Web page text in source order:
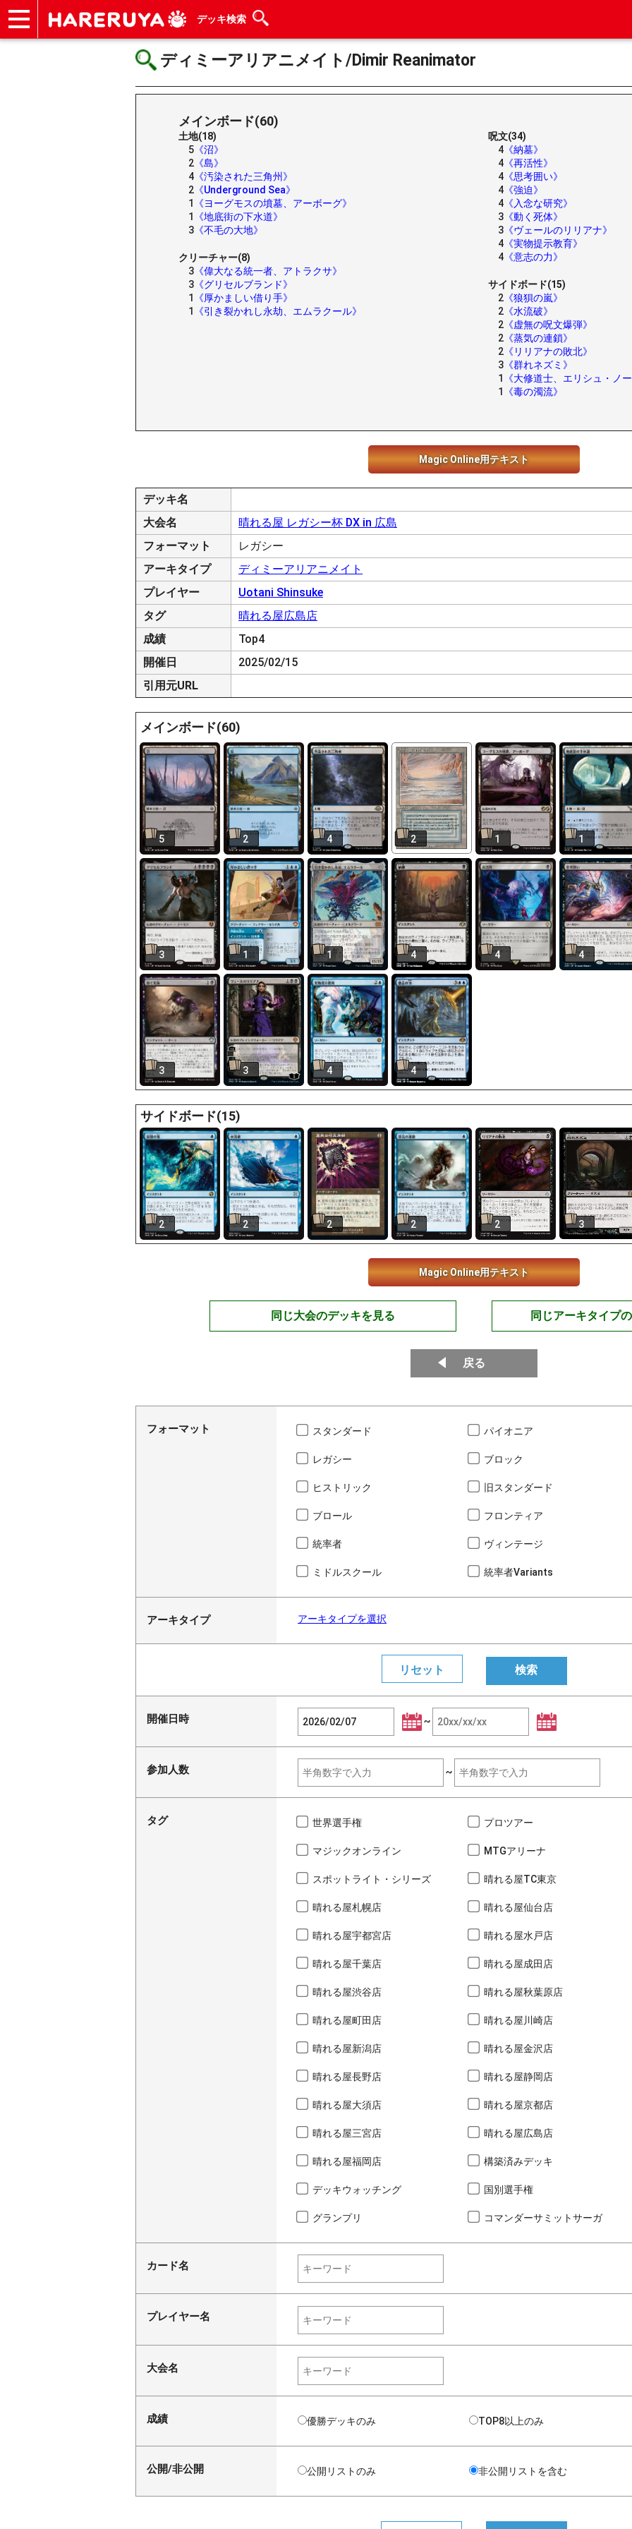
デッキ検索
ディミーアリアニメイト/Dimir Reanimator
メインボード(60)
土地(18)
5 《沼》
2 《島》
4 《汚染された三角州》
2 《Underground Sea》
1
《ヨーグモスの墳墓、アーボーグ》
1
《地底街の下水道》
3 《不毛の大地》
クリーチャー(8)
3 《偉大なる統一者、アトラクサ》
3 《グリセルブランド》
1
《厚かましい借り手》
1
《引き裂かれし永劫、エムラクール》
呪文(34)
4 《納墓》
4 《再活性》
4 《思考囲い》
4 《強迫》
4 《入念な研究》
3 《動く死体》
3 《ヴェールのリリアナ》
4 《実物提示教育》
4 《意志の力》
サイドボード(15)
2 《狼狽の嵐》
2 《水流破》
2 《虚無の呪文爆弾》
2 《蒸気の連鎖》
2 《リリアナの敗北》
3 《群れネズミ》
1
《大修道士、エリシュ・ノ
1
《毒の濁流》
Magic Online用テキスト
デッキ名
大会名
晴れる屋 レガシー杯 DX in 広島
フォーマット
レガシー
アーキタイプ
ディミーアリアニメイト
プレイヤー
Uotani Shinsuke
タグ
晴れる屋広島店
成績
Top4
開催日
2025/02/15
引用元URL
メインボード(60)
5 2 4 2 1 1
3 1 1 4 4 4
3 3 4 4
サイドボード(15)
2 2 2 2 2 3
Magic Online用テキスト
同じ大会のデッキを見る 同じアーキタイプ
戻る
フォーマット スタンダード パイオニア
レガシー ブロック
ヒストリック 旧スタンダード
ブロール フロンティア
統率者 ヴィンテージ
ミドルスクール 統率者Variants
アーキタイプ アーキタイプを選択
開催日時 ~
参加人数 ~
タグ 世界選手権 プロツアー
マジックオンライン MTGアリーナ
スポットライト・シリーズ 晴れる屋TC東京
晴れる屋札幌店 晴れる屋仙台店
晴れる屋宇都宮店 晴れる屋水戸店
晴れる屋千葉店 晴れる屋成田店
晴れる屋渋谷店 晴れる屋秋葉原店
晴れる屋町田店 晴れる屋川崎店
晴れる屋新潟店 晴れる屋金沢店
晴れる屋長野店 晴れる屋静岡店
晴れる屋大須店 晴れる屋京都店
晴れる屋三宮店 晴れる屋広島店
晴れる屋福岡店 構築済みデッキ
デッキウォッチング 国別選手権
グランプリ コマンダーサミットサーガ
カード名
プレイヤー名
大会名
成績 優勝デッキのみ TOP8以上のみ
公開/非公開 公開リストのみ 非公開リストを含む